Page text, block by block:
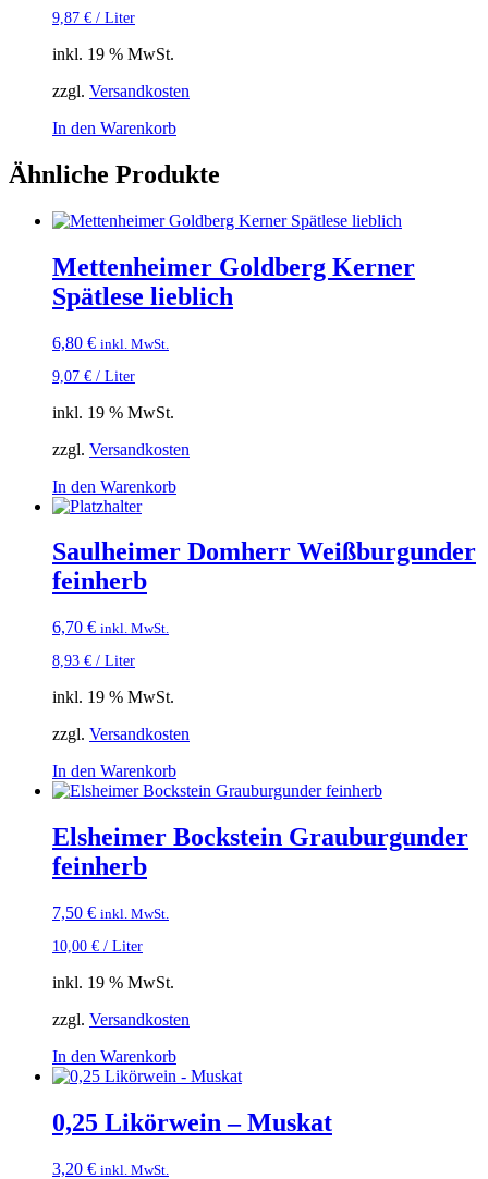
9,87 € / Liter
inkl. 19 % MwSt.
zzgl. Versandkosten
In den Warenkorb
Ähnliche Produkte
Mettenheimer Goldberg Kerner
Spätlese lieblich
6,80 € inkl. MwSt.
9,07 € / Liter
inkl. 19 % MwSt.
zzgl. Versandkosten
In den Warenkorb
Saulheimer Domherr Weißburgunder
feinherb
6,70 € inkl. MwSt.
8,93 € / Liter
inkl. 19 % MwSt.
zzgl. Versandkosten
In den Warenkorb
Elsheimer Bockstein Grauburgunder
feinherb
7,50 € inkl. MwSt.
10,00 € / Liter
inkl. 19 % MwSt.
zzgl. Versandkosten
In den Warenkorb
0,25 Likörwein – Muskat
3,20 € inkl. MwSt.